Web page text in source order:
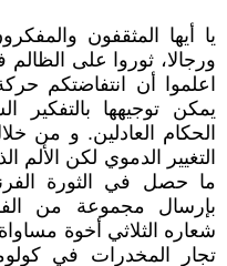
يا أيها المثقفون
ورجالا، ثوروا على
اعلموا أن انتفاضتكم
يمكن توجيهها بالتفكير
الحكام العادلين. و من
التغيير الدموي لكن
ما حصل في الثورة
بإرسال مجموعة من
شعاره الثلاثي أخوة
تجار المخدرات في